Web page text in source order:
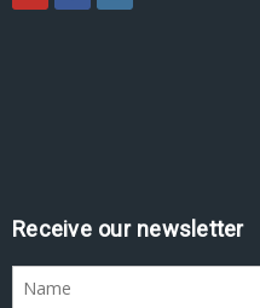
Receive our newsletter